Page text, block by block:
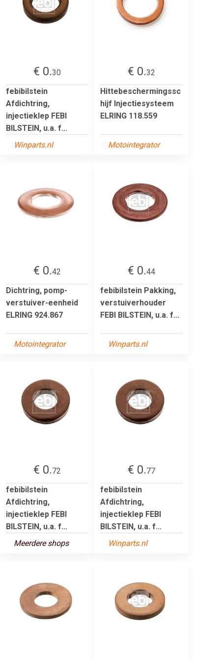
€ 0.30
febibilstein
Afdichtring,
injectieklep FEBI
BILSTEIN, u.a. f...
Winparts.nl
€ 0.32
Hittebeschermingssc
hijf Injectiesysteem
ELRING 118.559
Motointegrator
€ 0.42
Dichtring, pomp-
verstuiver-eenheid
ELRING 924.867
Motointegrator
€ 0.44
febibilstein Pakking,
verstuiverhouder
FEBI BILSTEIN, u.a. f...
Winparts.nl
€ 0.72
febibilstein
Afdichtring,
injectieklep FEBI
BILSTEIN, u.a. f...
Meerdere shops
€ 0.77
febibilstein
Afdichtring,
injectieklep FEBI
BILSTEIN, u.a. f...
Winparts.nl